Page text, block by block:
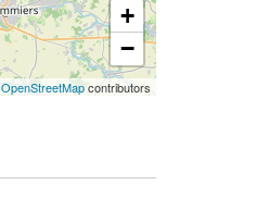
+
−
OpenStreetMapcontributors